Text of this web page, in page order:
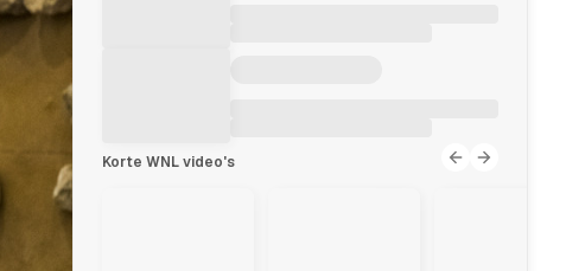
Korte WNL video's